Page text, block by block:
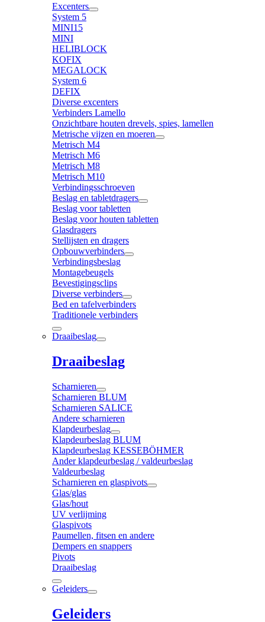
Excenters
System 5
MINI15
MINI
HELIBLOCK
KOFIX
MEGALOCK
System 6
DEFIX
Diverse excenters
Verbinders Lamello
Onzichtbare houten drevels, spies, lamellen
Metrische vijzen en moeren
Metrisch M4
Metrisch M6
Metrisch M8
Metrisch M10
Verbindingsschroeven
Beslag en tabletdragers
Beslag voor tabletten
Beslag voor houten tabletten
Glasdragers
Stellijsten en dragers
Opbouwverbinders
Verbindingsbeslag
Montagebeugels
Bevestigingsclips
Diverse verbinders
Bed en tafelverbinders
Traditionele verbinders
Draaibeslag
Draaibeslag
Scharnieren
Scharnieren BLUM
Scharnieren SALICE
Andere scharnieren
Klapdeurbeslag
Klapdeurbeslag BLUM
Klapdeurbeslag KESSEBÖHMER
Ander klapdeurbeslag / valdeurbeslag
Valdeurbeslag
Scharnieren en glaspivots
Glas/glas
Glas/hout
UV verlijming
Glaspivots
Paumellen, fitsen en andere
Dempers en snappers
Pivots
Draaibeslag
Geleiders
Geleiders